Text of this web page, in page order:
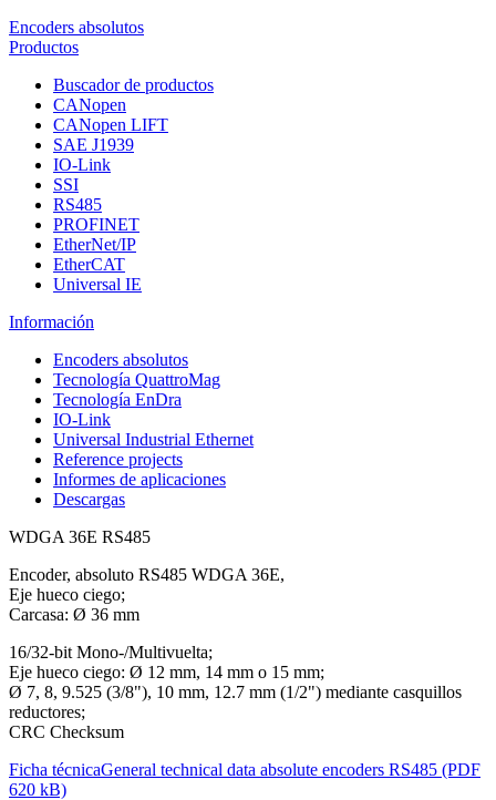
Encoders absolutos
Productos
Buscador de productos
CANopen
CANopen LIFT
SAE J1939
IO-Link
SSI
RS485
PROFINET
EtherNet/IP
EtherCAT
Universal IE
Información
Encoders absolutos
Tecnología QuattroMag
Tecnología EnDra
IO-Link
Universal Industrial Ethernet
Reference projects
Informes de aplicaciones
Descargas
WDGA 36E RS485
Encoder, absoluto RS485 WDGA 36E,
Eje hueco ciego;
Carcasa: Ø 36 mm
16/32-bit Mono-/Multivuelta;
Eje hueco ciego: Ø 12 mm, 14 mm o 15 mm;
Ø 7, 8, 9.525 (3/8"), 10 mm, 12.7 mm (1/2") mediante casquillos
reductores;
CRC Checksum
Ficha técnicaGeneral technical data absolute encoders RS485 (PDF
620 kB)